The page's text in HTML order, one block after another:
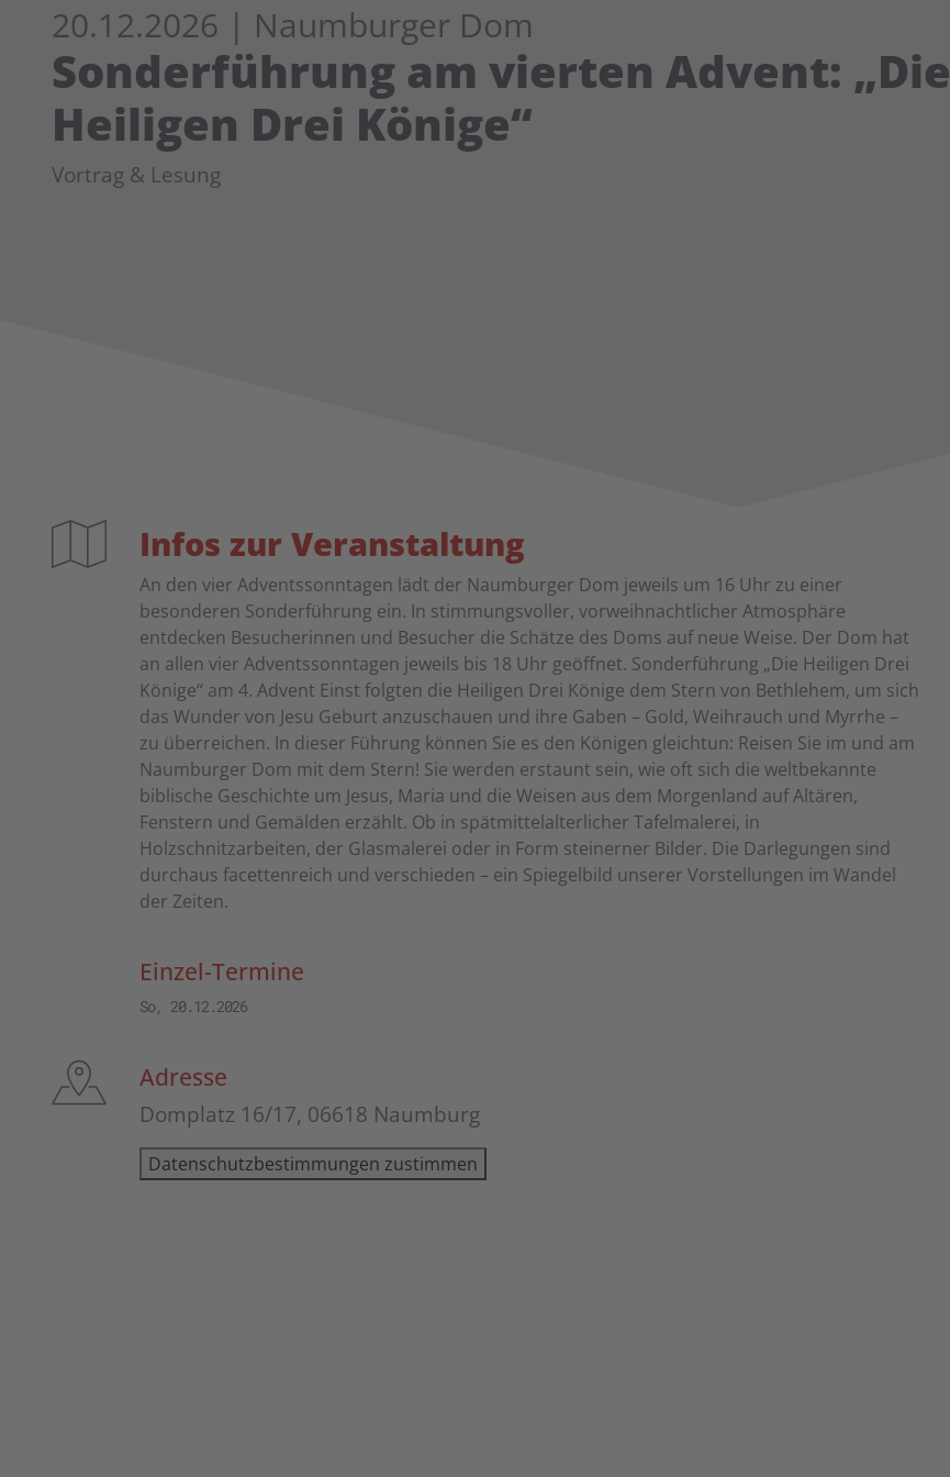
20.12.2026 | Naumburger Dom
Sonderführung am vierten Advent: „Die
Heiligen Drei Könige“
Vortrag & Lesung
Infos zur Veranstaltung
An den vier Adventssonntagen lädt der Naumburger Dom jeweils um 16 Uhr zu einer
besonderen Sonderführung ein. In stimmungsvoller, vorweihnachtlicher Atmosphäre
entdecken Besucherinnen und Besucher die Schätze des Doms auf neue Weise. Der Dom hat
an allen vier Adventssonntagen jeweils bis 18 Uhr geöffnet. Sonderführung „Die Heiligen Drei
Könige“ am 4. Advent Einst folgten die Heiligen Drei Könige dem Stern von Bethlehem, um sich
das Wunder von Jesu Geburt anzuschauen und ihre Gaben – Gold, Weihrauch und Myrrhe –
zu überreichen. In dieser Führung können Sie es den Königen gleichtun: Reisen Sie im und am
Naumburger Dom mit dem Stern! Sie werden erstaunt sein, wie oft sich die weltbekannte
biblische Geschichte um Jesus, Maria und die Weisen aus dem Morgenland auf Altären,
Fenstern und Gemälden erzählt. Ob in spätmittelalterlicher Tafelmalerei, in
Holzschnitzarbeiten, der Glasmalerei oder in Form steinerner Bilder. Die Darlegungen sind
durchaus facettenreich und verschieden – ein Spiegelbild unserer Vorstellungen im Wandel
der Zeiten.
Einzel-Termine
So, 20.12.2026
Adresse
Domplatz 16/17, 06618 Naumburg
Datenschutzbestimmungen zustimmen